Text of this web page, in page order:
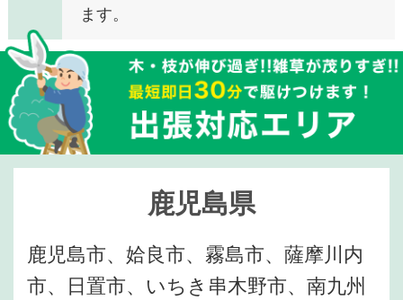
ます。
鹿児島県
鹿児島市、姶良市、霧島市、薩摩川内
市、日置市、いちき串木野市、南九州